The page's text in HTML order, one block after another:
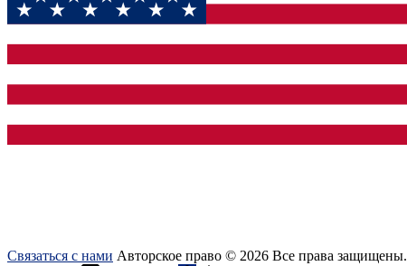
Связаться с нами Авторское право © 2026 Все права защищены.